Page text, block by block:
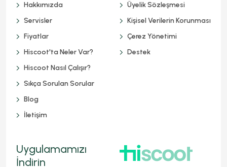
Hakkımızda
Servisler
Fiyatlar
Hiscoot'ta Neler Var?
Hiscoot Nasıl Çalışır?
Sıkça Sorulan Sorular
Blog
İletişim
Üyelik Sözleşmesi
Kişisel Verilerin Korunması
Çerez Yönetimi
Destek
Uygulamamızı
İndirin